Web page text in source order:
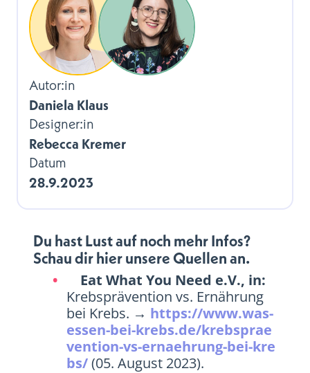
Autor:in
Daniela Klaus
Designer:in
Rebecca Kremer
Datum
28.9.2023
Du hast Lust auf noch mehr Infos?
Schau dir hier unsere Quellen an.
Eat What You Need e.V., in:
Krebsprävention vs. Ernährung
bei Krebs. → https://www.was-
essen-bei-krebs.de/krebsprae
vention-vs-ernaehrung-bei-kre
bs/(05. August 2023).